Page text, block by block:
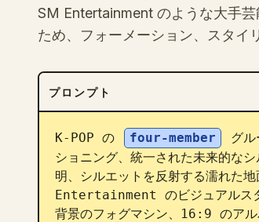
SM Entertainment のような大手
ため、フォーメーション、スタイ
プロンプト
K-POP の four-member
グル
ショニング、統一された未来的な
明、シルエットを反射する濡れた
Entertainment のビジュアルスタ
背景のフォグマシン、16:9 のアル